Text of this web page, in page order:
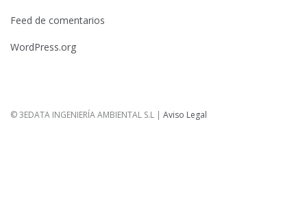
Feed de comentarios
WordPress.org
© 3EDATA INGENIERÍA AMBIENTAL S.L | Aviso Legal